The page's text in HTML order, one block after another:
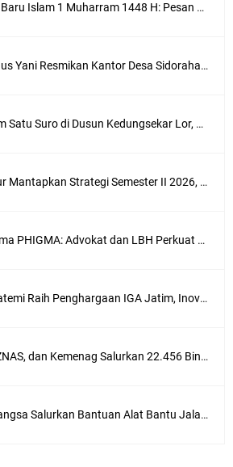
Selamat Tahun Baru Islam 1 Muharram 1448 H: Pesan Hijrah Drs. H. Husnul Aqib, M.M. untuk Negeri
Bupati Gresik Gus Yani Resmikan Kantor Desa Sidoraharjo: Simbol Komitmen Pelayanan Publik dan Kepedulian Sosial
Ruwatan Malam Satu Suro di Dusun Kedungsekar Lor, Tradisi Luhur yang Terus Istiqomah
FOZ Jawa Timur Mantapkan Strategi Semester II 2026, Fokus pada Penguatan SDM Amil dan Kolaborasi BerdampakNarasi
Hari Jadi Pertama PHIGMA: Advokat dan LBH Perkuat Soliditas di Jakarta
Yayuk Eko Supatemi Raih Penghargaan IGA Jatim, Inovasi Wayang Kulit untuk Anak Berkebutuhan Khusus
FOZ Jatim, BAZNAS, dan Kemenag Salurkan 22.456 Bingkisan Lebaran Yatim Serentak di Berbagai Daerah di Jawa Timur
Media Peduli Bangsa Salurkan Bantuan Alat Bantu Jalan untuk Lansia